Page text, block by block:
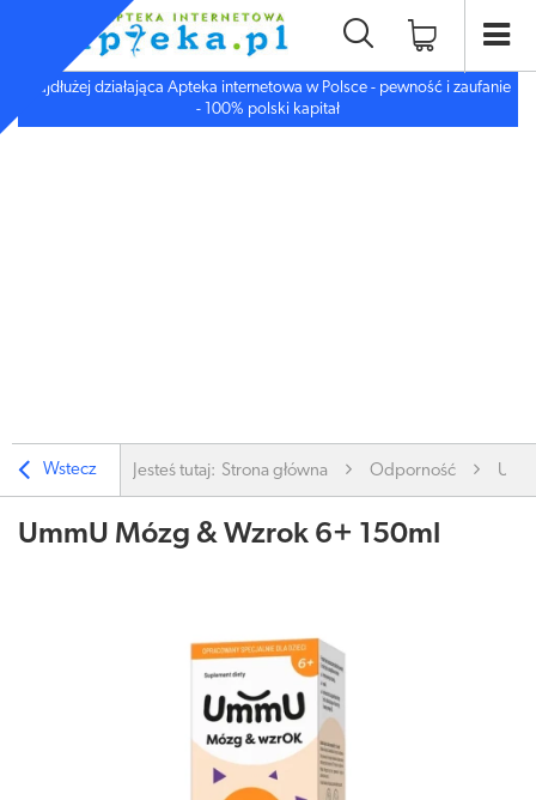
Najdłużej działająca Apteka internetowa w Polsce - pewność i zaufanie
- 100% polski kapitał
Wstecz Jesteś tutaj: Strona główna Odporność
UmmU Mózg & Wzrok 6+ 150ml